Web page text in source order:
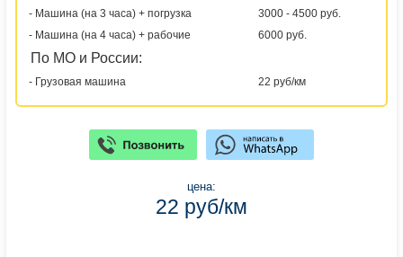
- Машина (на 3 часа) + погрузка
3000 - 4500 руб.
- Машина (на 4 часа) + рабочие
6000 руб.
По МО и России:
- Грузовая машина 22 руб/км
цена:
22 руб/км